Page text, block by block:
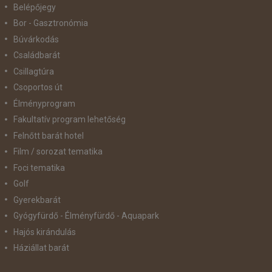
Belépőjegy
Bor - Gasztronómia
Búvárkodás
Családbarát
Csillagtúra
Csoportos út
Élményprogram
Fakultatív program lehetőség
Felnőtt barát hotel
Film / sorozat tematika
Foci tematika
Golf
Gyerekbarát
Gyógyfürdő - Élményfürdő - Aquapark
Hajós kirándulás
Háziállat barát